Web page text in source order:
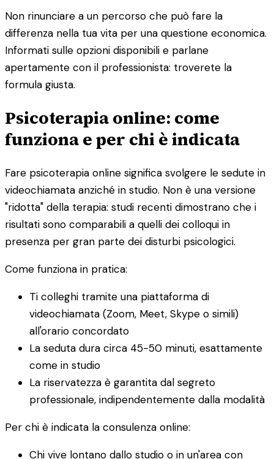
Non rinunciare a un percorso che può fare la
differenza nella tua vita per una questione economica.
Informati sulle opzioni disponibili e parlane
apertamente con il professionista: troverete la
formula giusta.
Psicoterapia online: come
funziona e per chi è indicata
Fare psicoterapia online significa svolgere le sedute in
videochiamata anziché in studio. Non è una versione
"ridotta" della terapia: studi recenti dimostrano che i
risultati sono comparabili a quelli dei colloqui in
presenza per gran parte dei disturbi psicologici.
Come funziona in pratica:
Ti colleghi tramite una piattaforma di
videochiamata (Zoom, Meet, Skype o simili)
all'orario concordato
La seduta dura circa 45-50 minuti, esattamente
come in studio
La riservatezza è garantita dal segreto
professionale, indipendentemente dalla modalità
Per chi è indicata la consulenza online:
Chi vive lontano dallo studio o in un'area con